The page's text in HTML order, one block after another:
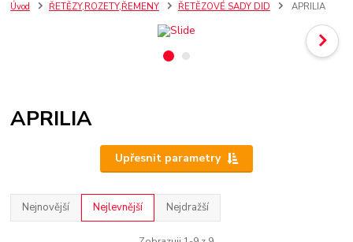
Úvod ŘETĚZY,ROZETY,ŘEMENY ŘETĚZOVÉ SADY DID APRILIA
APRILIA
Upřesnit parametry
Nejnovější Nejlevnější Nejdražší